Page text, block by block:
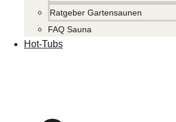
Ratgeber Gartensaunen
FAQ Sauna
Hot-Tubs